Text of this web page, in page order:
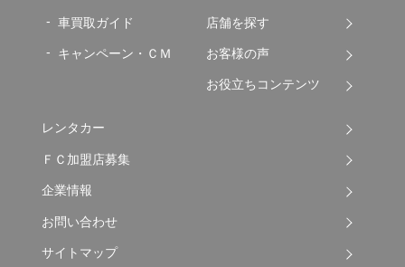
車買取ガイド
キャンペーン・ＣＭ
店舗を探す
お客様の声
お役立ちコンテンツ
レンタカー
ＦＣ加盟店募集
企業情報
お問い合わせ
サイトマップ